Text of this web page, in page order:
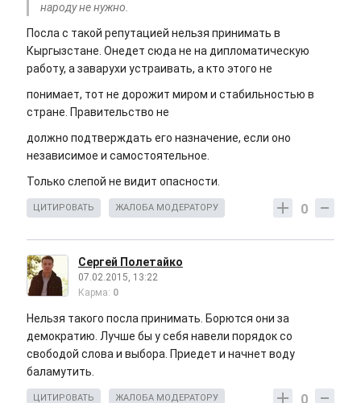
народу не нужно.
Посла с такой репутацией нельзя принимать в
Кыргызстане. Онедет сюда не на дипломатическую
работу, а заварухи устраивать, а кто этого не
понимает, тот не дорожит миром и стабильностью в
стране. Правительство не
должно подтверждать его назначение, если оно
независимое и самостоятельное.
Только слепой не видит опасности.
0
ЦИТИРОВАТЬ ЖАЛОБА МОДЕРАТОРУ
Сергей Полетайко
07.02.2015, 13:22
Карма: 0
Нельзя такого посла принимать. Борются они за
демократию. Лучше бы у себя навели порядок со
свободой слова и выбора. Приедет и начнет воду
баламутить.
0
ЦИТИРОВАТЬ ЖАЛОБА МОДЕРАТОРУ